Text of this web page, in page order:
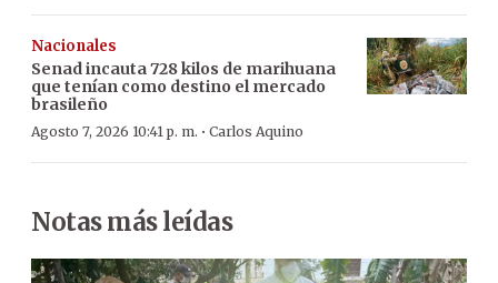
Nacionales
Senad incauta 728 kilos de marihuana
que tenían como destino el mercado
brasileño
Agosto 7, 2026 10:41 p. m. · Carlos Aquino
Notas más leídas